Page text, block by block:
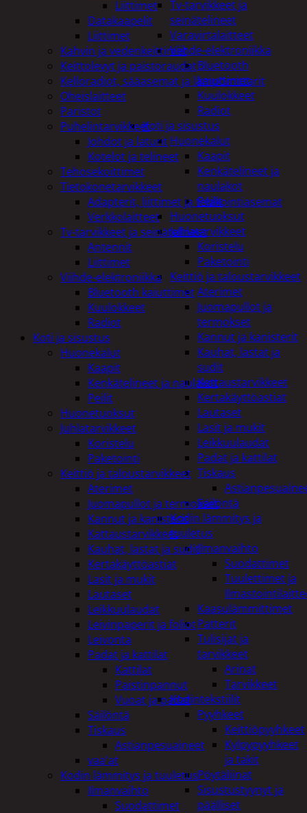
Tv-tarvikkeet ja
seinätelineet
Varavirtalaitteet
Viihde-elektroniikka
Bluetooth
kaiuttimet
Kuulokkeet
Radiot
Koti ja sisustus
Huonekalut
Kaapit
Kenkätelineet ja
naulakot
Peilit
Huonetuoksut
Juhlatarvikkeet
Koristelu
Paketointi
Keittiö ja taloustarvikkeet
Aterimet
Juomapullot ja
termokset
Kannut ja kanisterit
Kauhat, lastat ja
sudit
Kattaustarvikkeet
Kertakäyttöastiat
Lautaset
Lasit ja mukit
Leikkuulaudat
Padat ja kattilat
Tiskaus
Säilöntä
Kodin lämmitys ja
tuuletus
Ilmanvaihto
Suodattimet
Tuulettimet ja
Kaasulämmittimet
Patterit
Tulisijat ja
tarvikkeet
Arinat
Tarvikkeet
Kodintekstiilit
Pyyhkeet
Keittiöpyyhkeet
Kylpypyyhkeet
ja takit
Pöytäliinat
Sisustustyynyt ja
päälliset
Liittimet
Datakaapelit
Liittimet
Kahvin ja vedenkeittimet
Keittolevyt ja paistoraudat
Kelloradiot, sääasemat ja lämpömittarit
Oheislaitteet
Paristot
Puhelintarvikkeet
Johdot ja laturit
Kotelot ja telineet
Tehosekoittimet
Tietokonetarvikkeet
Adapterit, liittimet ja telakointiasemat
Verkkolaitteet
Tv-tarvikkeet ja seinätelineet
Antennit
Liittimet
Viihde-elektroniikka
Bluetooth kaiuttimet
Kuulokkeet
Radiot
Koti ja sisustus
Huonekalut
Kaapit
Kenkätelineet ja naulakot
Peilit
Huonetuoksut
Juhlatarvikkeet
Koristelu
Paketointi
Keittiö ja taloustarvikkeet
Aterimet
Juomapullot ja termokset
Kannut ja kanisterit
Kattaustarvikkeet
Kauhat, lastat ja sudit
Kertakäyttöastiat
Lasit ja mukit
Lautaset
Leikkuulaudat
Leivinpaperit ja foliot
Leivonta
Padat ja kattilat
Kattilat
Paistinpannut
Vuoat ja padat
Säilöntä
Tiskaus
Astianpesuaineet
vaa'at
Kodin lämmitys ja tuuletus
Ilmanvaihto
Suodattimet